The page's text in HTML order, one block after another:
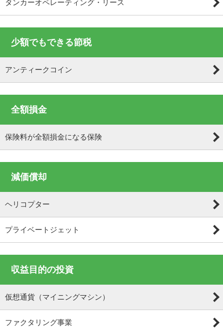
タンカーオペレーティング・リース
少額でもできる節税
アンティークコイン
全額損金
保険料が全額損金になる保険
減価償却
ヘリコプター
プライベートジェット
収益目的の投資
仮想通貨（マイニングマシン）
ファクタリング事業